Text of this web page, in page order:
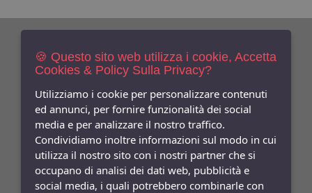
NewslettersIscriviti Gratis
Indica qui la tua email per ricevere sconti e newsletter.
Consenso
Privacy
Facebook
SeguiciSu
🍪 Questo sito web utilizza i cookie, Accetta
Cookies & Policy Sulla Privacy?
Utilizziamo i cookie per personalizzare contenuti
ed annunci, per fornire funzionalità dei social
media e per analizzare il nostro traffico.
Condividiamo inoltre informazioni sul modo in cui
utilizza il nostro sito con i nostri partner che si
occupano di analisi dei dati web, pubblicità e
social media, i quali potrebbero combinarle con